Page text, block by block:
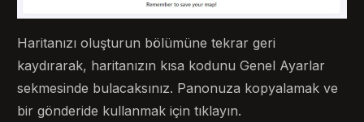
Haritanızı oluşturun bölümüne tekrar geri
kaydırarak, haritanızın kısa kodunu Genel Ayarlar
sekmesinde bulacaksınız. Panonuza kopyalamak ve
bir gönderide kullanmak için tıklayın.